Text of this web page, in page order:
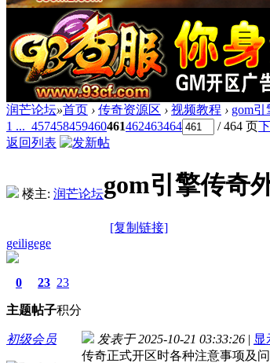
润芒论坛»首页 › 传奇资源区 › 视频教程 › gom
1 ... 457458459460461462463464 / 464 页
返回列表
楼主: 润芒论坛gom引擎传奇
[复制链接]
geiligege
0
主题
23
帖子
23
积分
初级会员 发表于 2025-10-21 03:33:26 | 显
传奇正式开区时各种注意事项及